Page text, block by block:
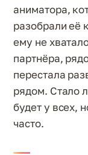
аниматора,
разобрали её
ему не
партнёра,
перестала
рядом. Стало
будет у всех,
часто.